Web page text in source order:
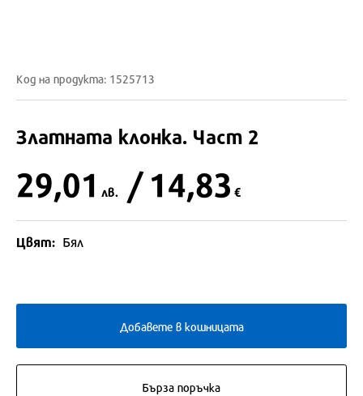
Код на продукта: 1525713
Златната клонка. Част 2
29,01 лв. / 14,83 €
Цвят: Бял
Добавете в кошницата
Бърза поръчка